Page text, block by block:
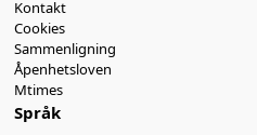
Kontakt
Cookies
Sammenligning
Åpenhetsloven
Mtimes
Språk